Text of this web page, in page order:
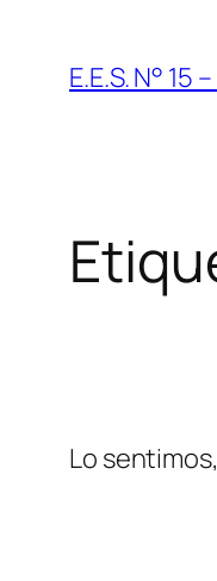
contenido
E.E.S. N°
Lo